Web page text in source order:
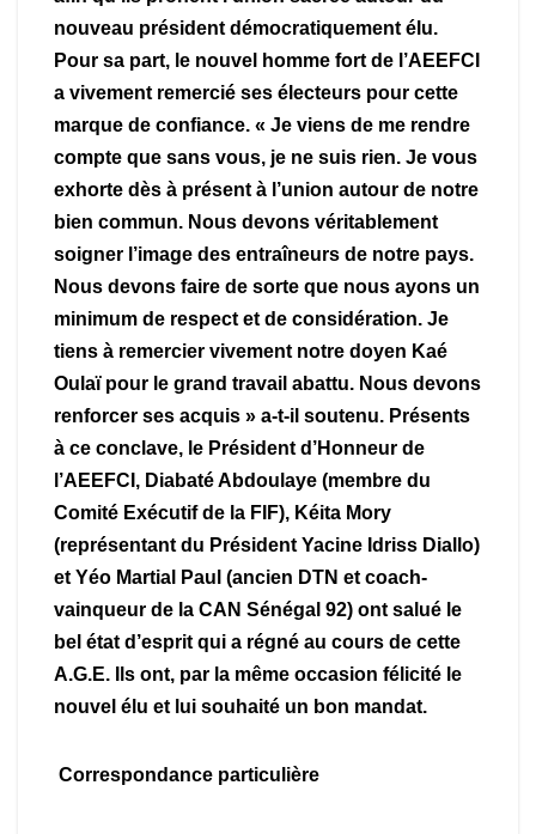
nouveau président démocratiquement élu.
Pour sa part, le nouvel homme fort de l’AEEFCI
a vivement remercié ses électeurs pour cette
marque de confiance. « Je viens de me rendre
compte que sans vous, je ne suis rien. Je vous
exhorte dès à présent à l’union autour de notre
bien commun. Nous devons véritablement
soigner l’image des entraîneurs de notre pays.
Nous devons faire de sorte que nous ayons un
minimum de respect et de considération. Je
tiens à remercier vivement notre doyen Kaé
Oulaï pour le grand travail abattu. Nous devons
renforcer ses acquis » a-t-il soutenu. Présents
à ce conclave, le Président d’Honneur de
l’AEEFCI, Diabaté Abdoulaye (membre du
Comité Exécutif de la FIF), Kéita Mory
(représentant du Président Yacine Idriss Diallo)
et Yéo Martial Paul (ancien DTN et coach-
vainqueur de la CAN Sénégal 92) ont salué le
bel état d’esprit qui a régné au cours de cette
A.G.E. Ils ont, par la même occasion félicité le
nouvel élu et lui souhaité un bon mandat.
Correspondance particulière